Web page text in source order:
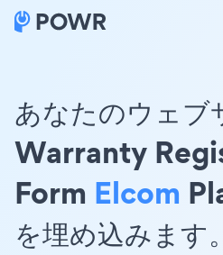
あなたのウェブ
Warranty
Form Elcom
を埋め込みます。